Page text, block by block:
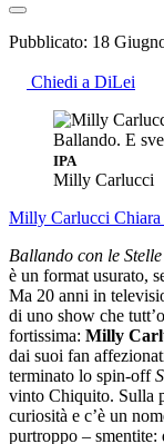
Pubblicato: 18
Chiedi a DiLei
IPA
Milly Carlucci
Milly Carlucci Chiara
Ballando con le Stelle
è un format usurato,
Ma 20 anni in
di uno show che
fortissima: Milly
dai suoi fan
terminato lo spin-off
vinto Chiquito. Sulla
curiosità e c’è un
purtroppo – smentite: